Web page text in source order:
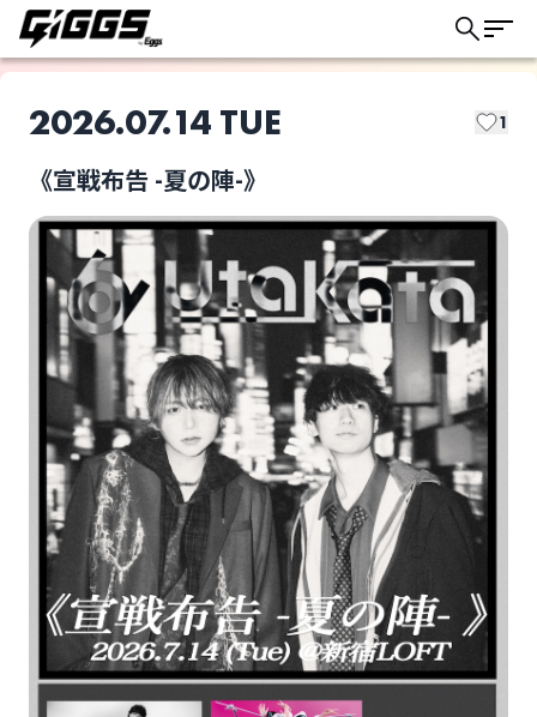
ライブ体験をもっと楽しく、もっと便利
に。
2026.07.14 TUE 1
《宣戦布告 -夏の陣-》
UtaKata Arakezuri
終活クラブ
バチカン市国に愛され
たい（）
《宣戦布告 -夏の陣-》
選択しない
このライブの取り置きは終了しました